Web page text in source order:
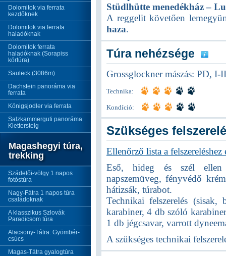
Dolomitok via ferrata
kezdőknek
Dolomitok via ferrata
haladóknak
Dolomitok ferrata
haladóknak (Sorapiss
körtúra)
Sauleck (3086m)
Dachstein panoráma via
ferrata
Königsjodler via ferrata
Salzkammerguti panoráma
Klettersteig
Magashegyi túra,
trekking
Szádelői-völgy 1 napos
fotóstúra
Nagy-Fátra 1 napos túra
családoknak
A klasszikus Szlovák
Paradicsom túra
Alacsony-Tátra: Gyömbér-
csúcs
Magas-Tátra gyalogtúra
Stüdlhütte menedékház –
A reggelit követően
haza.
Túra nehézsége
Grossglockner mászás: PD,
Technika:
Kondíció:
Szükséges
Ellenőrző lista a
Eső, hideg és szél ellen
napszemüveg, fényvédő
hátizsák, túrabot.
Technikai felszerelés
karabiner, 4 db szóló
1 db jégcsavar, varrott
A szükséges technikai